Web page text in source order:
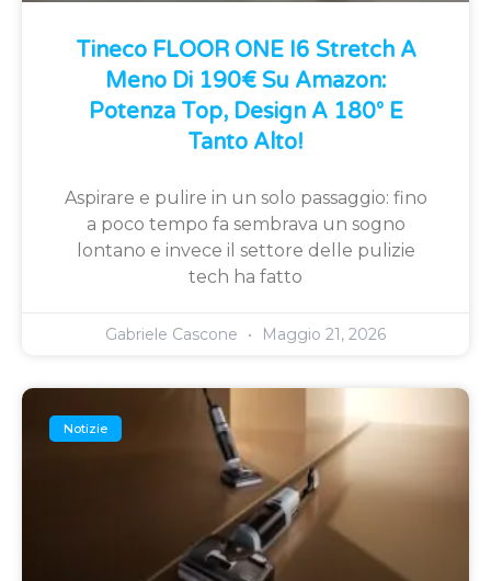
Tineco FLOOR ONE I6 Stretch A
Meno Di 190€ Su Amazon:
Potenza Top, Design A 180° E
Tanto Alto!
Aspirare e pulire in un solo passaggio: fino
a poco tempo fa sembrava un sogno
lontano e invece il settore delle pulizie
tech ha fatto
Gabriele Cascone Maggio 21, 2026
Notizie